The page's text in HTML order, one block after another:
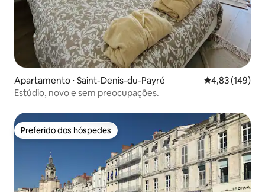
Apartamento ⋅ Saint-Denis-du-Payré 4,83 de uma
4,83 (149)
Estúdio, novo e sem preocupações.
Preferido dos hóspedes
Preferido dos hóspedes